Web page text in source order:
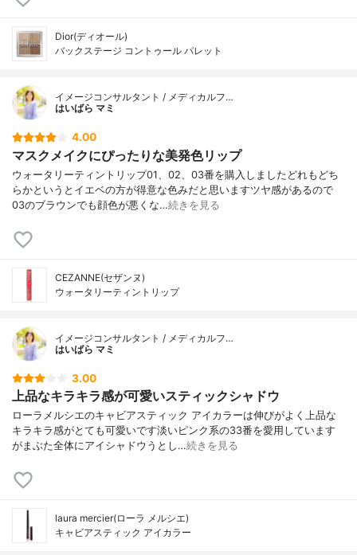
Dior(ディオール)
バックステージ コントゥール パレット
イメージコンサルタント / メディカルフ…
はいばら マミ
4.00
マスクメイクにぴったりな美発色リップ
ウォータリーティントリップ01、02、03番を購入しましたどれもどち
らかというとイエベの方が得意な色みだと思いますツヤ感があるので
03のブラウンでも顔色が悪くな…続きを見る
CEZANNE(セザンヌ)
ウォータリーティントリップ
イメージコンサルタント / メディカルフ…
はいばら マミ
3.00
上品なキラキラ感が可愛いスティックシャドウ
ローラメルシエのキャビアスティック アイカラーは伸びがよく上品な
キラキラ感がとても可愛いです淡いピンク系の33番を愛用しています
がまぶた全体にアイシャドウうとし…続きを見る
laura mercier(ローラ メルシエ)
キャビアスティック アイカラー